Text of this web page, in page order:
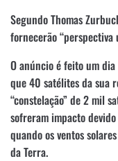
Segundo Thomas
fornecerão “perspectiva
O anúncio é feito um
que 40 satélites da sua
“constelação” de 2 mil
sofreram impacto
quando os ventos
da Terra.